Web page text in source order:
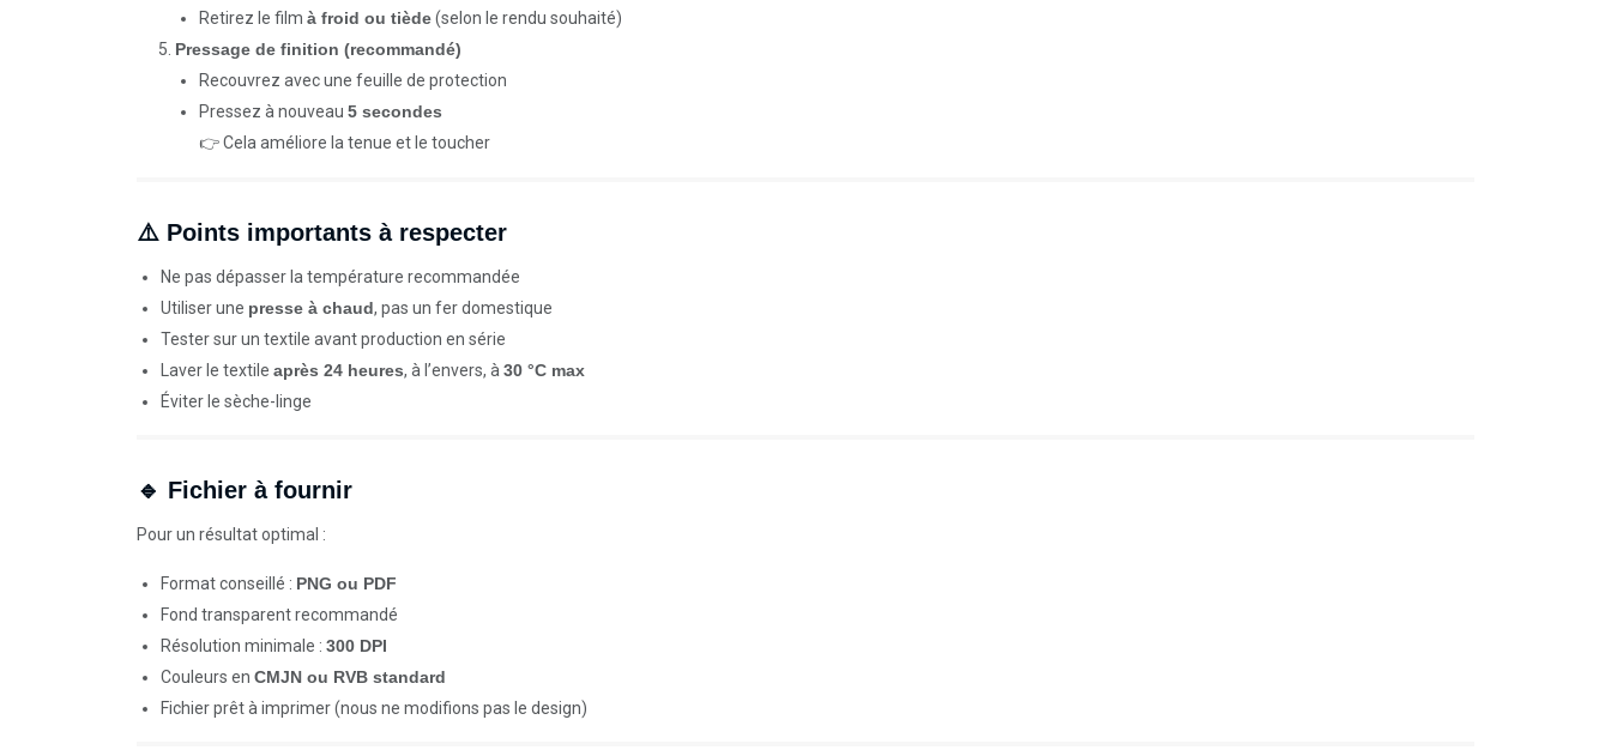
Retirez le film à froid ou tiède(selon le rendu souhaité)
Pressage de finition (recommandé)
Recouvrez avec une feuille de protection
Pressez à nouveau 5 secondes
👉 Cela améliore la tenue et le toucher
⚠️ Points importants à respecter
Ne pas dépasser la température recommandée
Utiliser une presse à chaud, pas un fer domestique
Tester sur un textile avant production en série
Laver le textile après 24 heures, à l’envers, à 30 °C max
Éviter le sèche-linge
🔹 Fichier à fournir
Pour un résultat optimal :
Format conseillé : PNG ou PDF
Fond transparent recommandé
Résolution minimale : 300 DPI
Couleurs en CMJN ou RVB standard
Fichier prêt à imprimer (nous ne modifions pas le design)